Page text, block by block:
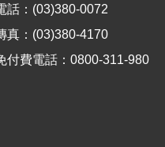
話：(03)380-0072
真：(03)380-4170
付費電話：0800-311-980